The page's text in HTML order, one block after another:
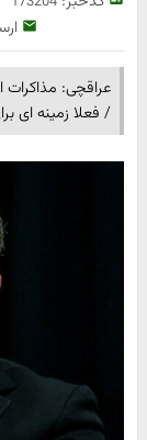
عراقچی:
/ فعلا زمینه ای